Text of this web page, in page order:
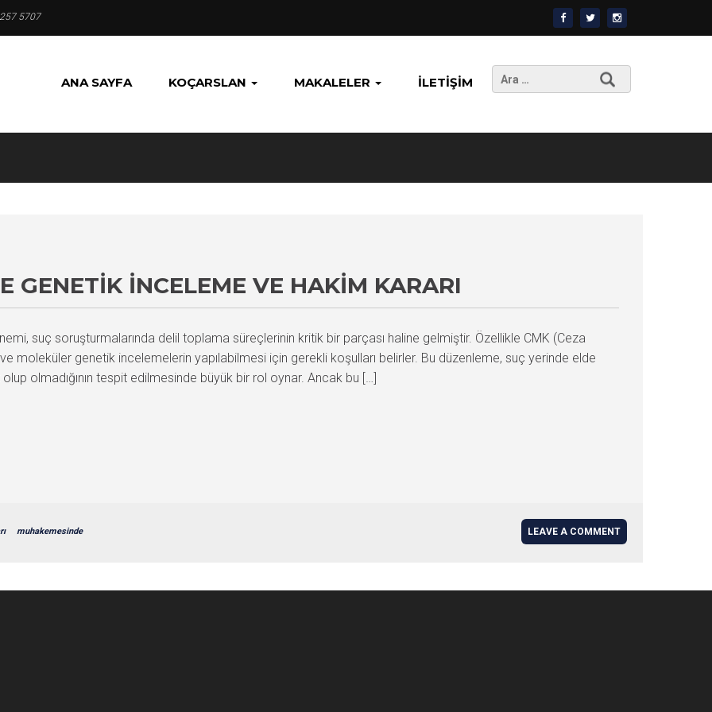
5707
ANA SAYFA KOÇARSLAN MAKALELER İLETIŞIM
Arama:
GENETIK İNCELEME VE HAKIM KARARI
suç soruşturmalarında delil toplama süreçlerinin kritik bir parçası haline gelmiştir. Özellikle CMK (Ceza
moleküler genetik incelemelerin yapılabilmesi için gerekli koşulları belirler. Bu düzenleme, suç yerinde elde
olmadığının tespit edilmesinde büyük bir rol oynar. Ancak bu […]
muhakemesinde LEAVE A COMMENT